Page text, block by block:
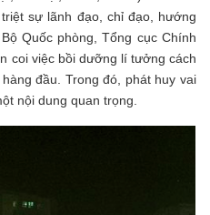
sự lãnh đạo, chỉ đạo, hướng
Quốc phòng, Tổng cục Chính
coi việc bồi dưỡng lí tưởng cách
đầu. Trong đó, phát huy vai
nội dung quan trọng.